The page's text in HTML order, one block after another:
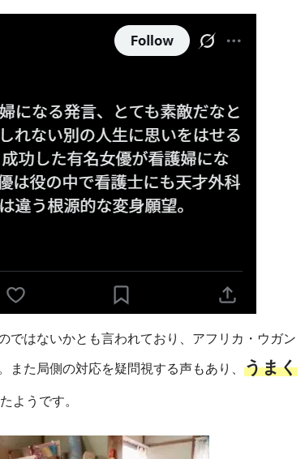
ではないかとも言われており、アフリカ・ウガン
た局側の対応を疑問視する声もあり、 うまく
ようです。